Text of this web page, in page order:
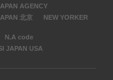
AGENCY
北京 NEW YORKER
N.A code
JAPAN USA